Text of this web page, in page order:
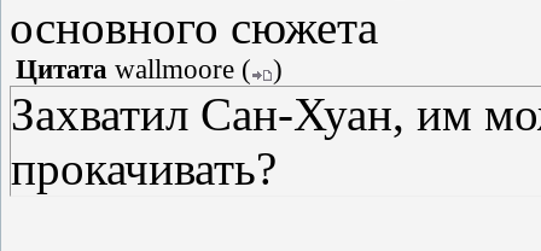
основного сюжета
Цитата wallmoore ( )
Захватил Сан-Хуан, им
прокачивать?